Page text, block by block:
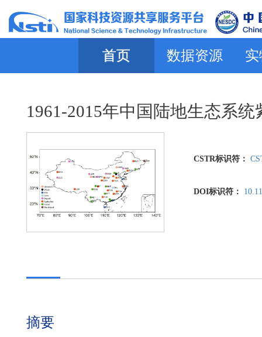
首页 数据资源
1961-2015年中国陆地生态系
CSTR标识符：
DOI标识符：
摘要